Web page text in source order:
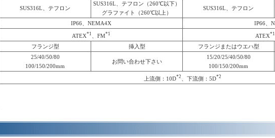
SUS316L、テフロン
SUS316L、テフロン（260℃以下）
グラファイト（260℃以上）
SUS316L、テフロン
IP66、NEMA4X
IP66、
ATEX*1 、FM*1 ATEX*1
フランジ型 挿入型 フランジまたはウエハ型
25/40/50/80
100/150/200mm
お問い合わせ下さい
15/20/25/40/50/80
100/150/200mm
上流側：10D*2 、下流側：5D*2